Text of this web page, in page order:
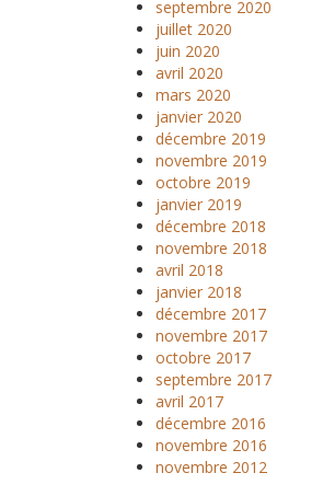
septembre 2020
juillet 2020
juin 2020
avril 2020
mars 2020
janvier 2020
décembre 2019
novembre 2019
octobre 2019
janvier 2019
décembre 2018
novembre 2018
avril 2018
janvier 2018
décembre 2017
novembre 2017
octobre 2017
septembre 2017
avril 2017
décembre 2016
novembre 2016
novembre 2012